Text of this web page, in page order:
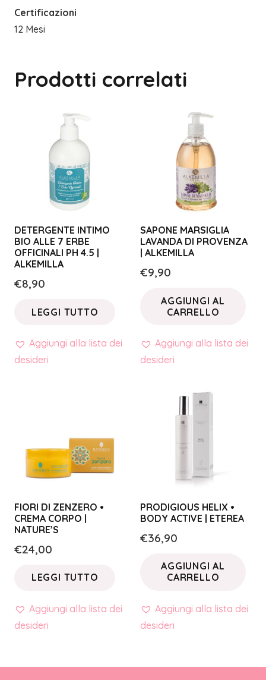
Certificazioni
12 Mesi
Prodotti correlati
DETERGENTE INTIMO
BIO ALLE 7 ERBE
OFFICINALI PH 4.5 |
ALKEMILLA
€8,90
LEGGI TUTTO
Aggiungi alla lista dei
desideri
SAPONE MARSIGLIA
LAVANDA DI PROVENZA
| ALKEMILLA
€9,90
AGGIUNGI AL
CARRELLO
Aggiungi alla lista dei
desideri
FIORI DI ZENZERO •
CREMA CORPO |
NATURE’S
€24,00
LEGGI TUTTO
Aggiungi alla lista dei
desideri
PRODIGIOUS HELIX •
BODY ACTIVE | ETEREA
€36,90
AGGIUNGI AL
CARRELLO
Aggiungi alla lista dei
desideri